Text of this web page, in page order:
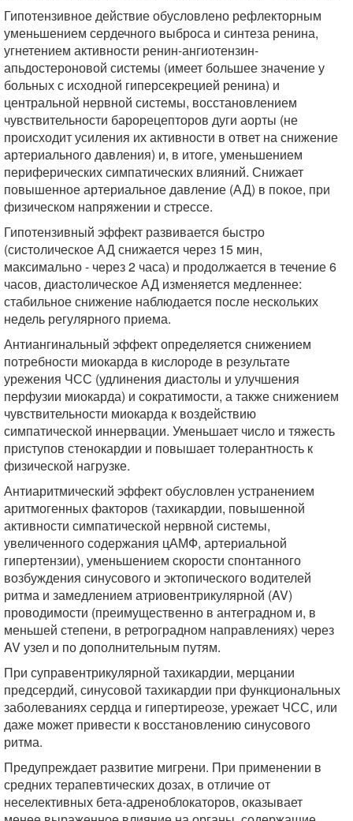
Гипотензивное действие обусловлено рефлекторным
уменьшением сердечного выброса и синтеза ренина,
угнетением активности ренин-ангиотензин-
апьдостероновой системы (имеет большее значение у
больных с исходной гиперсекрецией ренина) и
центральной нервной системы, восстановлением
чувствительности барорецепторов дуги аорты (не
происходит усиления их активности в ответ на снижение
артериального давления) и, в итоге, уменьшением
периферических симпатических влияний. Снижает
повышенное артериальное давление (АД) в покое, при
физическом напряжении и стрессе.
Гипотензивный эффект развивается быстро
(систолическое АД снижается через 15 мин,
максимально - через 2 часа) и продолжается в течение 6
часов, диастолическое АД изменяется медленнее:
стабильное снижение наблюдается после нескольких
недель регулярного приема.
Антиангинальный эффект определяется снижением
потребности миокарда в кислороде в результате
урежения ЧСС (удлинения диастолы и улучшения
перфузии миокарда) и сократимости, а также снижением
чувствительности миокарда к воздействию
симпатической иннервации. Уменьшает число и тяжесть
приступов стенокардии и повышает толерантность к
физической нагрузке.
Антиаритмический эффект обусловлен устранением
аритмогенных факторов (тахикардии, повышенной
активности симпатической нервной системы,
увеличенного содержания цАМФ, артериальной
гипертензии), уменьшением скорости спонтанного
возбуждения синусового и эктопического водителей
ритма и замедлением атриовентрикулярной (AV)
проводимости (преимущественно в антеградном и, в
меньшей степени, в ретроградном направлениях) через
AV узел и по дополнительным путям.
При суправентрикулярной тахикардии, мерцании
предсердий, синусовой тахикардии при функциональных
заболеваниях сердца и гипертиреозе, урежает ЧСС, или
даже может привести к восстановлению синусового
ритма.
Предупреждает развитие мигрени. При применении в
средних терапевтических дозах, в отличие от
неселективных бета-адреноблокаторов, оказывает